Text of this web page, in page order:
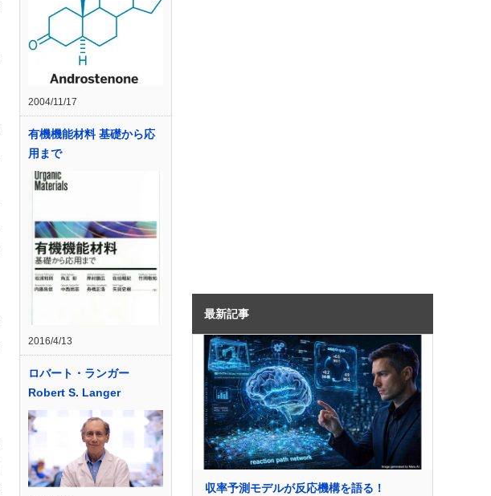
2004/11/17
有機機能材料 基礎から応
用まで
2016/4/13
ロバート・ランガー
Robert S. Langer
最新記事
収率予測モデルが反応機構を語る！